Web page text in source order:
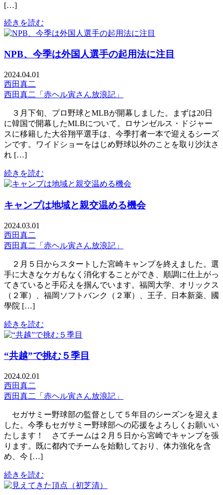
[…]
続きを読む
NPB、今季は外国人選手の起用法に注目
2024.04.01
西田真二
西田真二「赤ヘル寅さん放浪記」
３月下旬、プロ野球とMLBが開幕しました。まずは20日
に韓国で開幕したMLBについて。ロサンゼルス・ドジャー
スに移籍した大谷翔平選手は、今季打者一本で迎えるシーズ
ンです。ワイドショーをはじめ野球以外のことを取り沙汰さ
れ […]
続きを読む
キャンプは地域と親交温める機会
2024.03.01
西田真二
西田真二「赤ヘル寅さん放浪記」
２月５日からスタートした宮崎キャンプを終えました。選
手に大きなケガもなく消化することができ、順調に仕上がっ
てきていると手応えを掴んでいます。福岡大学、オリックス
（２軍）、福岡ソフトバンク（２軍）、王子、日本新薬、國
學院 […]
続きを読む
“共越”で挑む５季目
2024.02.01
西田真二
西田真二「赤ヘル寅さん放浪記」
セガサミー野球部の監督として５年目のシーズンを迎えま
した。今季もセガサミー野球部への応援をよろしくお願いい
たします！ さてチームは２月５日から宮崎でキャンプを張
ります。既に都内でチームを始動しており、体力強化を含
め、今 […]
続きを読む